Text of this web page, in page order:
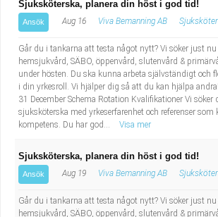
Sjuksköterska, planera din höst i god tid!
Ansök Aug 16 Viva Bemanning AB
Går du i tankarna att testa något nytt? Vi söker just
hemsjukvård, SÄBO, öppenvård, slutenvård &
under hösten. Du ska kunna arbeta självständigt och
i din yrkesroll. Vi hjälper dig så att du kan hjälpa
31 December Schema Rotation Kvalifikationer Vi söker
sjuksköterska med yrkeserfarenhet och referenser
kompetens. Du har god...
Visa mer
Sjuksköterska, planera din höst i god tid!
Ansök Aug 19 Viva Bemanning AB
Går du i tankarna att testa något nytt? Vi söker just
hemsjukvård, SÄBO, öppenvård, slutenvård &